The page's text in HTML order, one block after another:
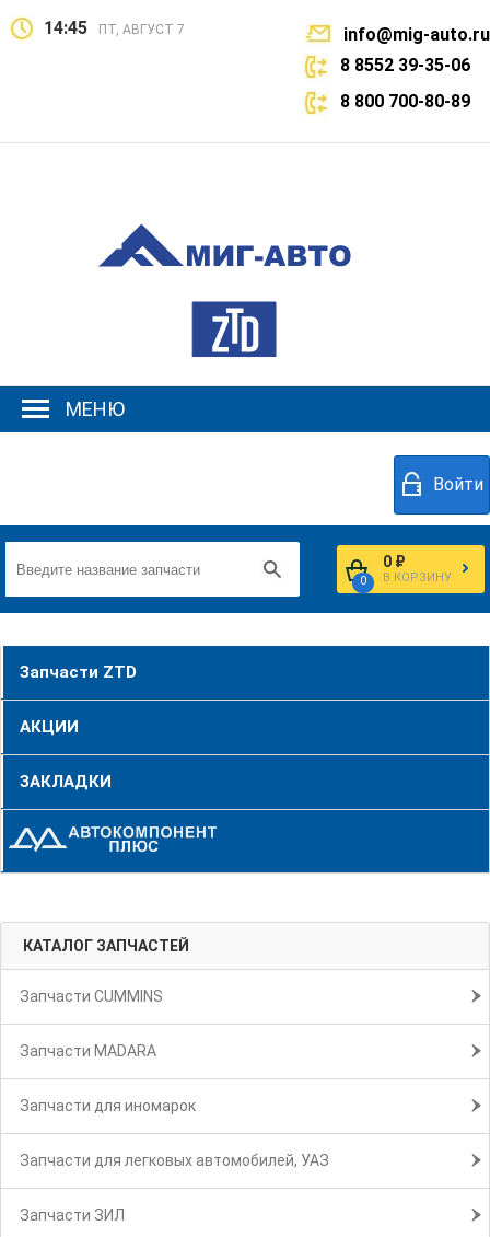
14:45 ПТ, АВГУСТ 7
info@mig-auto.ru
8 8552 39-35-06
8 800 700-80-89
МЕНЮ
Войти
0
0 ₽
В КОРЗИНУ
Запчасти ZTD
АКЦИИ
ЗАКЛАДКИ
КАТАЛОГ ЗАПЧАСТЕЙ
Запчасти CUMMINS
Запчасти MADARA
Запчасти для иномарок
Запчасти для легковых автомобилей, УАЗ
Запчасти ЗИЛ